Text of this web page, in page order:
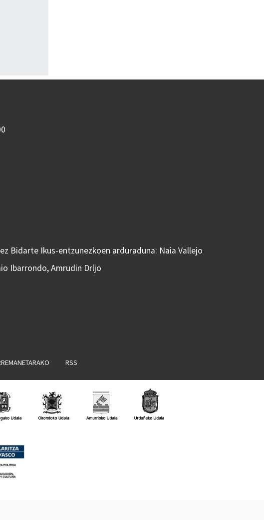
Bidarte Ikus-entzunezkoen arduraduna: Naia Vallejo
Ibarrondo, Amrudin Drljo
RSS